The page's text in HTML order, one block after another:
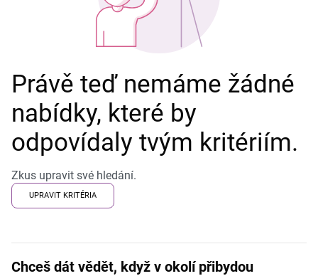
Právě teď nemáme žádné
nabídky, které by
odpovídaly tvým kritériím.
Zkus upravit své hledání.
UPRAVIT KRITÉRIA
Chceš dát vědět, když v okolí přibydou